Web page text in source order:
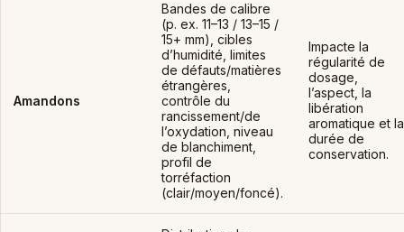
Amandons
Bandes de calibre
(p. ex. 11–13 / 13–15 /
15+ mm), cibles
d’humidité, limites
de défauts/matières
étrangères,
contrôle du
rancissement/de
l’oxydation, niveau
de blanchiment,
profil de
torréfaction
(clair/moyen/foncé).
Impacte la
régularité de
dosage,
l’aspect, la
libération
aromatique et la
durée de
conservation.